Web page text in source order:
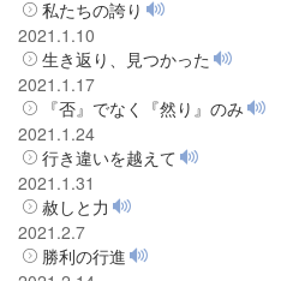
私たちの誇り
2021.1.10
生き返り、見つかった
2021.1.17
『否』でなく『然り』のみ
2021.1.24
行き違いを越えて
2021.1.31
赦しと力
2021.2.7
勝利の行進